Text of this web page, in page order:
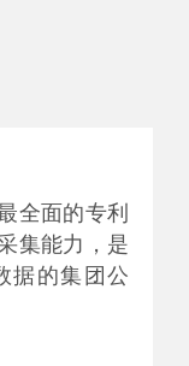
全面的专利
集能力，是
据的集团公